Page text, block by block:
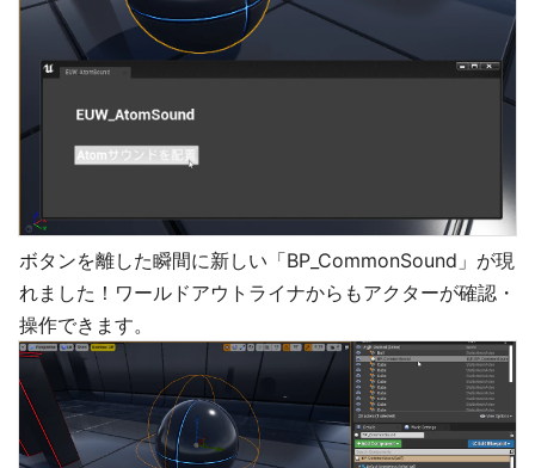
ボタンを離した瞬間に新しい「BP_CommonSound」が現
れました！ワールドアウトライナからもアクターが確認・
操作できます。